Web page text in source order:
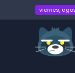
viernes,